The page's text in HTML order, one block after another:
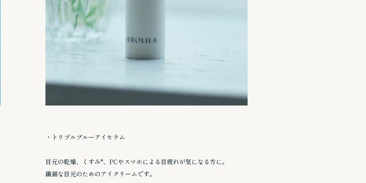
・トリプルブルーアイセラム
目元の乾燥、くすみ*、PCやスマホによる目疲れが気になる方に。
繊細な目元のためのアイクリームです。